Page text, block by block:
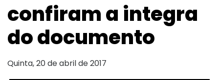
confiram a integra
do documento
Quinta, 20 de abril de 2017